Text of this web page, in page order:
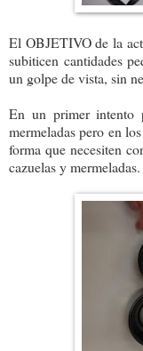
El OBJETIVO de la
subiticen cantidades
un golpe de vista, sin
En un primer intento
mermeladas pero en
forma que necesiten
cazuelas y mermeladas.